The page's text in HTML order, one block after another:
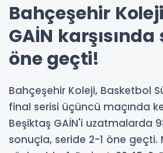
Bahçeşehir
GAİN
öne geçti!
Bahçeşehir Koleji, Basketbol
final serisi üçüncü maçında
Beşiktaş GAİN'i uzatmalarda
sonuçla, seride 2-1 öne geçti.